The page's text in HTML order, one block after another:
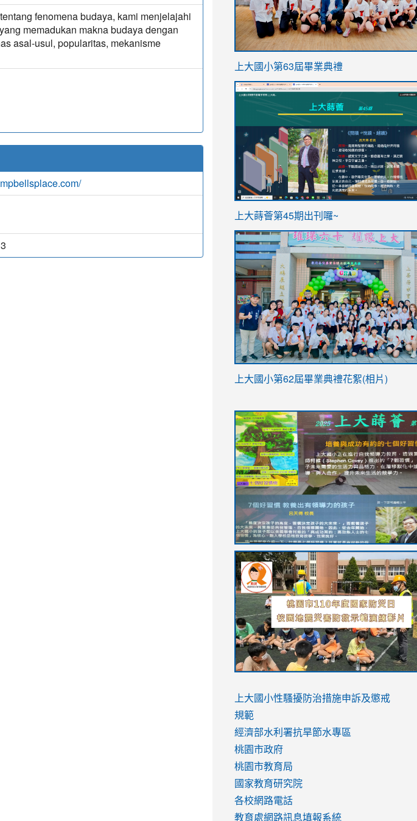
fenomena budaya, kami menjelajahi
memadukan makna budaya dengan
asal-usul, popularitas, mekanisme
link
https://sites.google.com/stes.tyc.edu.tw/
上大國小第63屆畢業典禮
link
ink
https://sites.google.com/stes.tyc.edu.tw/
link
https://sites.google.com/stes.tyc.edu.tw/
上大蒔薈第45期出刊囉~
link
YfDQppRvyMk686kIw6SBbssEIZ6WnT/
usp=sharing
上大國小第62屆畢業典禮花絮(相片)
to
https://drive.google.com/file/d/1I-
YfDQppRvyMk686kIw6SBbssEIZ6WnT/
usp=sharing
to
https://sites.google.com/stes.tyc.edu.tw/
link
to
https://sites.google.com/stes.tyc.edu.tw/
link
to
https://drive.google.com/file/d/
usp=sharing
link
to
https://youtu.be/jJOMVWY3-
8M
link
to
https://drive.google.com/file/d/
usp=sharing
to
https://www.youtube.com/watch?
v=hC_gdZndU9s
to
https://www.youtube.com/watch?
v=hC_gdZndU9s
link
to
https://www.youtube.com/watch?
v=mfpNykQ0g4M
上大國小性騷擾防治措施申訴及懲戒
規範
經濟部水利署抗旱節水專區
桃園市政府
桃園市教育局
國家教育研究院
各校網路電話
教育處網路訊息填報系統